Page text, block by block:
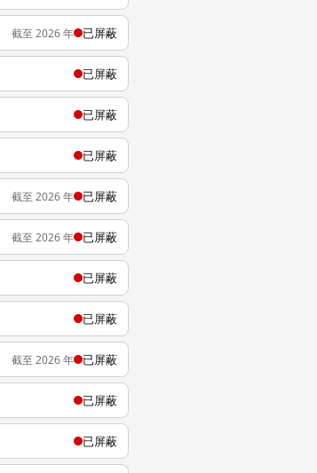
截至 2026 年 已屏蔽
已屏蔽
已屏蔽
已屏蔽
截至 2026 年 已屏蔽
截至 2026 年 已屏蔽
已屏蔽
已屏蔽
截至 2026 年 已屏蔽
已屏蔽
已屏蔽